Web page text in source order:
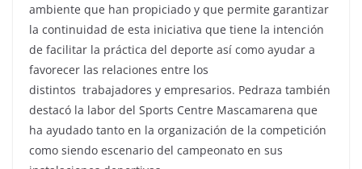
ambiente que han propiciado y que permite garantizar
la continuidad de esta iniciativa que tiene la intención
de facilitar la práctica del deporte así como ayudar a
favorecer las relaciones entre los
distintos trabajadores y empresarios. Pedraza también
destacó la labor del Sports Centre Mascamarena que
ha ayudado tanto en la organización de la competición
como siendo escenario del campeonato en sus